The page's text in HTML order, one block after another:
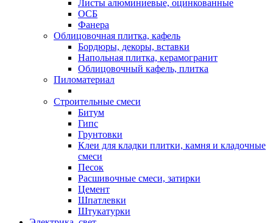
Листы алюминиевые, оцинкованные
ОСБ
Фанера
Облицовочная плитка, кафель
Бордюры, декоры, вставки
Напольная плитка, керамогранит
Облицовочный кафель, плитка
Пиломатериал
Строительные смеси
Битум
Гипс
Грунтовки
Клеи для кладки плитки, камня и кладочные
смеси
Песок
Расшивочные смеси, затирки
Цемент
Шпатлевки
Штукатурки